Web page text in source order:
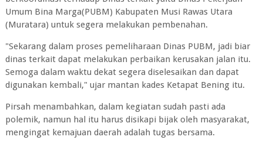
Umum Bina Marga(PUBM) Kabupaten Musi Rawas Utara
(Muratara) untuk segera melakukan pembenahan.
"Sekarang dalam proses pemeliharaan Dinas PUBM, jadi biar
dinas terkait dapat melakukan perbaikan kerusakan jalan itu.
Semoga dalam waktu dekat segera diselesaikan dan dapat
digunakan kembali," ujar mantan kades Ketapat Bening itu.
Pirsah menambahkan, dalam kegiatan sudah pasti ada
polemik, namun hal itu harus disikapi bijak oleh masyarakat,
mengingat kemajuan daerah adalah tugas bersama.